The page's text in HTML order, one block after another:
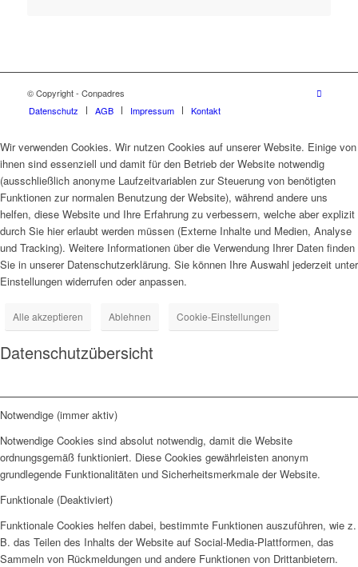
© Copyright - Conpadres
Datenschutz
AGB Impressum Kontakt
Wir verwenden Cookies. Wir nutzen Cookies auf unserer Website. Einige von
ihnen sind essenziell und damit für den Betrieb der Website notwendig
(ausschließlich anonyme Laufzeitvariablen zur Steuerung von benötigten
Funktionen zur normalen Benutzung der Website), während andere uns
helfen, diese Website und Ihre Erfahrung zu verbessern, welche aber explizit
durch Sie hier erlaubt werden müssen (Externe Inhalte und Medien, Analyse
und Tracking). Weitere Informationen über die Verwendung Ihrer Daten finden
Sie in unserer Datenschutzerklärung. Sie können Ihre Auswahl jederzeit unter
Einstellungen widerrufen oder anpassen.
Alle akzeptieren Ablehnen Cookie-Einstellungen
Datenschutzübersicht
Notwendige (immer aktiv)
Notwendige Cookies sind absolut notwendig, damit die Website
ordnungsgemäß funktioniert. Diese Cookies gewährleisten anonym
grundlegende Funktionalitäten und Sicherheitsmerkmale der Website.
Funktionale (Deaktiviert)
Funktionale Cookies helfen dabei, bestimmte Funktionen auszuführen, wie z.
B. das Teilen des Inhalts der Website auf Social-Media-Plattformen, das
Sammeln von Rückmeldungen und andere Funktionen von Drittanbietern.